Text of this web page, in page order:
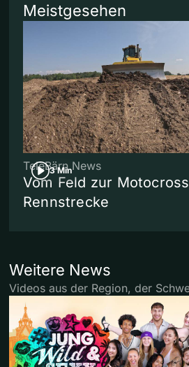
Meistgesehen
3 Min
TeleBärn News
Vom Feld zur
Rennstrecke
Weitere News
Videos aus der Region, der